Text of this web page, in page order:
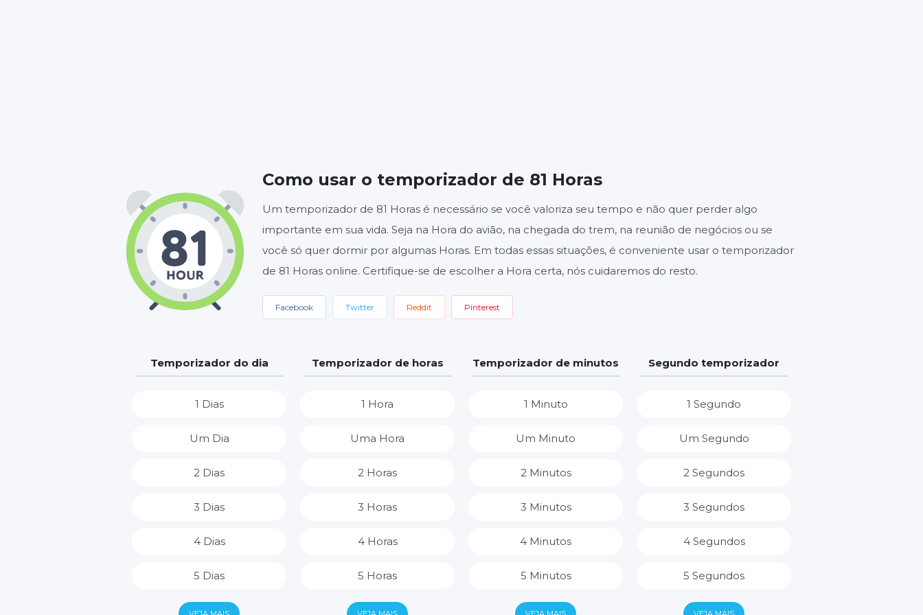
Como usar o temporizador de 81 Horas
Um temporizador de 81 Horas é necessário se você valoriza seu tempo e não quer perder algo
importante em sua vida. Seja na Hora do avião, na chegada do trem, na reunião de negócios ou se
você só quer dormir por algumas Horas. Em todas essas situações, é conveniente usar o temporizador
de 81 Horas online. Certifique-se de escolher a Hora certa, nós cuidaremos do resto.
Facebook Twitter Reddit Pinterest
Temporizador do dia
1 Dias
Um Dia
2 Dias
3 Dias
4 Dias
5 Dias
6 Dias
Temporizador de horas
1 Hora
Uma Hora
2 Horas
3 Horas
4 Horas
5 Horas
6 Horas
Temporizador de minutos
1 Minuto
Um Minuto
2 Minutos
3 Minutos
4 Minutos
5 Minutos
6 Minutos
Segundo temporizador
1 Segundo
Um Segundo
2 Segundos
3 Segundos
4 Segundos
5 Segundos
6 Segundos